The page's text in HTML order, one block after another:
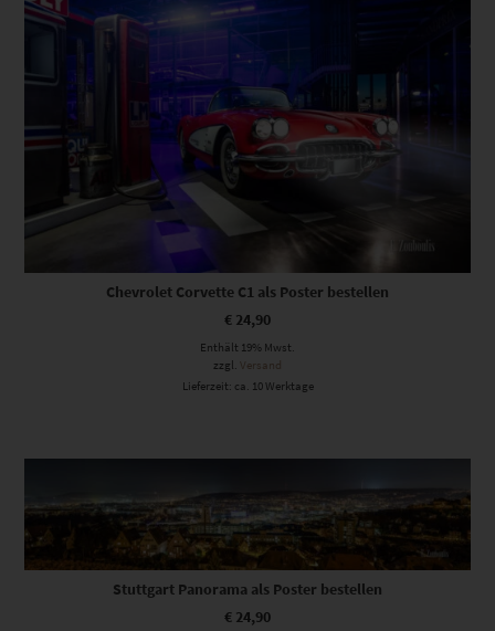
Chevrolet Corvette C1 als Poster bestellen
€ 24,90
Enthält 19% Mwst.
zzgl.
Versand
Lieferzeit: ca. 10 Werktage
Stuttgart Panorama als Poster bestellen
€ 24,90